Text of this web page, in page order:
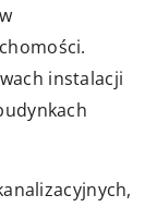
instalacji